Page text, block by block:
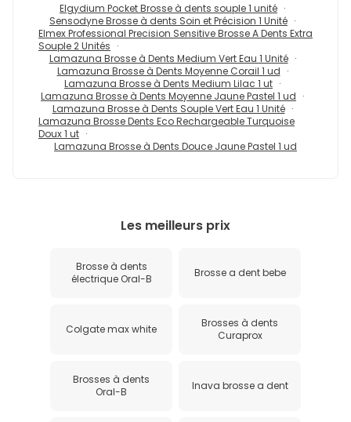
Elgydium Pocket Brosse à dents souple 1 unité
Sensodyne Brosse à dents Soin et Précision 1 Unité
Elmex Professional Precision Sensitive Brosse A Dents Extra
Souple 2 Unités
Lamazuna Brosse à Dents Medium Vert Eau 1 Unité
Lamazuna Brosse à Dents Moyenne Corail 1 ud
Lamazuna Brosse à Dents Medium Lilac 1 ut
Lamazuna Brosse à Dents Moyenne Jaune Pastel 1 ud
Lamazuna Brosse à Dents Souple Vert Eau 1 Unité
Lamazuna Brosse Dents Eco Rechargeable Turquoise
Doux 1 ut
Lamazuna Brosse à Dents Douce Jaune Pastel 1 ud
Les meilleurs prix
Brosse à dents
électrique Oral-B
Brosse a dent bebe
Colgate max white
Brosses à dents
Curaprox
Brosses à dents
Oral-B
Inava brosse a dent